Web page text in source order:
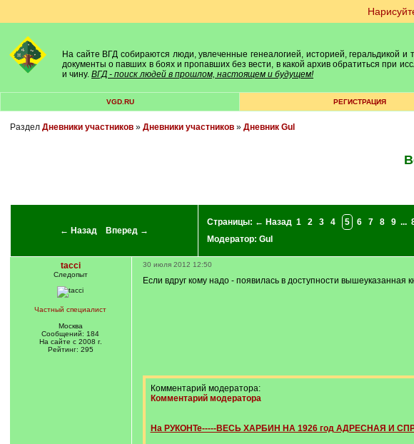
На сайте ВГД собираются люди, увлеченные генеалогией, историей, геральдикой и
документы о павших в боях и пропавших без вести, в какой архив обратиться при
и чину. ВГД - поиск людей в прошлом, настоящем и будущем!
VGD.RU РЕГИСТРАЦИЯ
Раздел Дневники участников» Дневники участников» Дневник Gul
← Назад Вперед →
Страницы: ← Назад 1 2 3 4 5 6 7 8 9 ...
Модератор: Gul
tacci
Следопыт
Частный специалист
Москва
Сообщений: 184
На сайте с 2008 г.
Рейтинг: 295
30 июля 2012 12:50
Если вдруг кому надо - появилась в доступности вышеуказанная
Комментарий модератора:
Комментарий модератора
На РУКОНТе-----ВЕСЬ ХАРБИН НА 1926 год АДРЕСНАЯ И